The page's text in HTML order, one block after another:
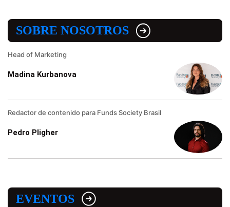
SOBRE NOSOTROS
Head of Marketing
Madina Kurbanova
Redactor de contenido para Funds Society Brasil
Pedro Pligher
EVENTOS